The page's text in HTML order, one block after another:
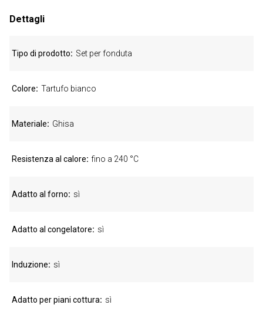
Dettagli
Tipo di prodotto Set per fonduta
Colore Tartufo bianco
Materiale Ghisa
Resistenza al calore fino a 240 °C
Adatto al forno sì
Adatto al congelatore sì
Induzione sì
Adatto per piani cottura sì